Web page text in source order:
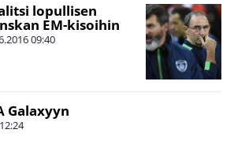
lopullisen
EM-kisoihin
09:40
Galaxyyn
12:24